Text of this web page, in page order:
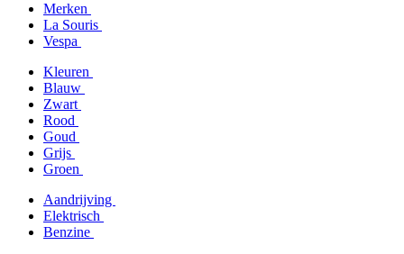
Merken
La Souris
Vespa
Kleuren
Blauw
Zwart
Rood
Goud
Grijs
Groen
Aandrijving
Elektrisch
Benzine